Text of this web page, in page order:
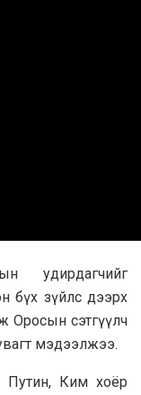
удирдагчийг
бүх зүйлс дээрх
Оросын сэтгүүлч
мэдээлжээ.
Путин, Ким хоёр